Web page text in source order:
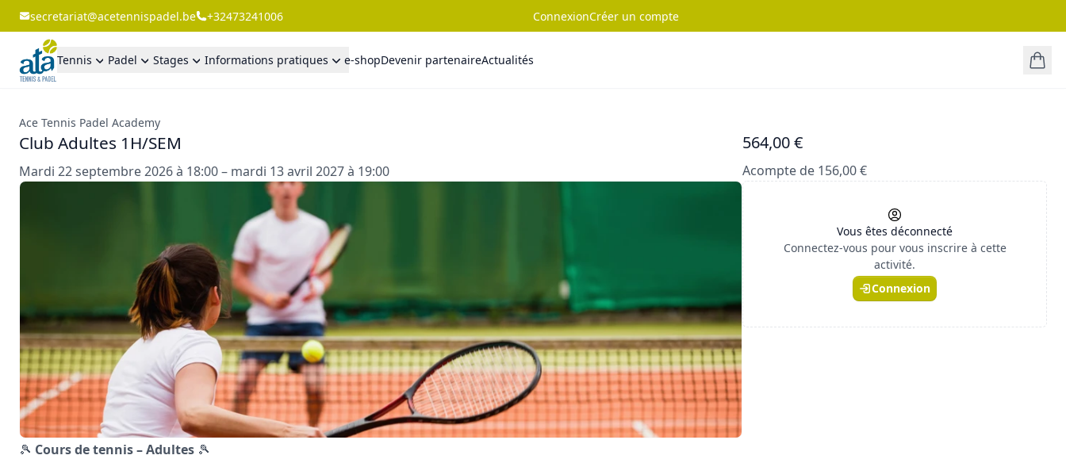
secretariat@acetennispadel.be +32473241006 ConnexionCréer un compte
Tennis Padel Stages Informations pratiques e-shopDevenir partenaireActualités
Ace Tennis Padel Academy
Club Adultes 1H/SEM
Mardi 22 septembre 2026 à 18:00 – mardi 13 avril 2027 à 19:00
564,00 €
Acompte de 156,00 €
🎾 Cours de tennis – Adultes 🎾
Vous êtes déconnecté
Connectez-vous pour vous inscrire à cette
activité.
Connexion